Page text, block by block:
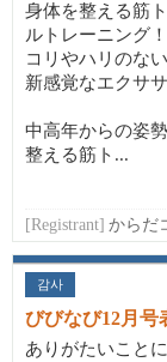
身体を整える筋
ルトレーニング！
コリやハリのな
新感覚なエクサ
中高年からの姿勢
整える筋ト...
[Registrant] からだ
감사
びびなび12月号
ありがたいこと